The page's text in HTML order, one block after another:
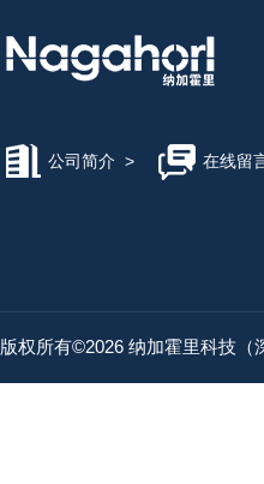
公司简介 > 在线留
版权所有©2026 纳加霍里科技